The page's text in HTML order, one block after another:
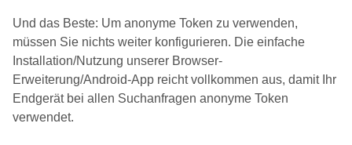
Und das Beste: Um anonyme Token zu verwenden,
müssen Sie nichts weiter konfigurieren. Die einfache
Installation/Nutzung unserer Browser-
Erweiterung/Android-App reicht vollkommen aus, damit Ihr
Endgerät bei allen Suchanfragen anonyme Token
verwendet.